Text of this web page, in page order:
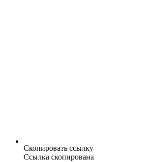
Скопировать ссылку
Ссылка скопирована